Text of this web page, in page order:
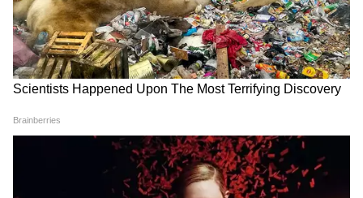
इस बीच, वैश्विक निगरानी समूह एमनेस्टी इंटरनेशनल ने
आगामी क्षेत्रीय चुनावों से पहले पाकिस्तान की कठोर
रणनीति की कड़ी निंदा की है। एमनेस्टी ने अधिकारियों पर
शांतिपूर्ण राजनीतिक असंतोष को दबाने और मौलिक
मानवाधिकारों का उल्लंघन करने के लिए हिंसक उपायों को
तैनात करने का आरोप लगाया। साथ ही जम्मू-कश्मीर
ज्वाइंट अवामी एक्शन कमेटी (JAAC) को गैरकानूनी रूप
से 'प्रतिबंधित संगठन' घोषित किया।